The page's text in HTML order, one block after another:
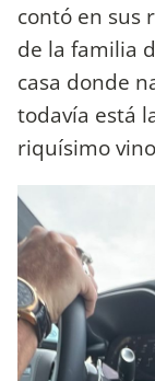
contó en sus
de la familia
casa donde
todavía está
riquísimo